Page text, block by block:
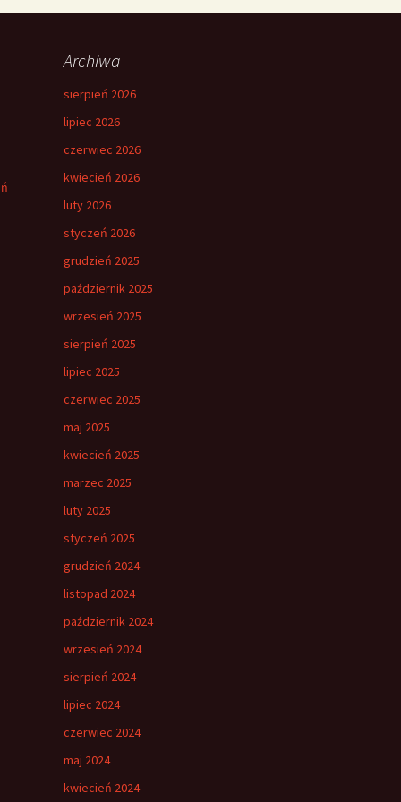
Archiwa
sierpień 2026
lipiec 2026
czerwiec 2026
kwiecień 2026
luty 2026
styczeń 2026
grudzień 2025
październik 2025
wrzesień 2025
sierpień 2025
lipiec 2025
czerwiec 2025
maj 2025
kwiecień 2025
marzec 2025
luty 2025
styczeń 2025
grudzień 2024
listopad 2024
październik 2024
wrzesień 2024
sierpień 2024
lipiec 2024
czerwiec 2024
maj 2024
kwiecień 2024